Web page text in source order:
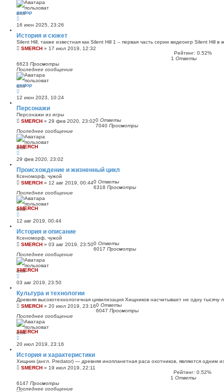
gertop
16 июн 2025, 23:26
История и сюжет
Silent Hill, также известная как Silent Hill 1 – первая часть серии видеоигр Silent Hill в
SMERCH » 17 июл 2019, 12:32
Рейтинг: 0.52%
1 Ответы
6623 Просмотры
Последнее сообщение
gertop
12 июн 2023, 10:24
Персонажи
Персонажи из игры
SMERCH » 29 фев 2020, 23:020 Ответы
7040 Просмотры
Последнее сообщение
SMERCH
29 фев 2020, 23:02
Происхождение и жизненный цикл
Ксеноморф, чужой
SMERCH » 12 авг 2019, 00:440 Ответы
6318 Просмотры
Последнее сообщение
SMERCH
12 авг 2019, 00:44
История и описание
Ксеноморф, чужой
SMERCH » 03 авг 2019, 23:500 Ответы
6017 Просмотры
Последнее сообщение
SMERCH
03 авг 2019, 23:50
Культура и технологии
Древняя высокотехнологичная цивилизация Хищников насчитывает не одну тысячу
SMERCH » 20 июл 2019, 23:160 Ответы
6047 Просмотры
Последнее сообщение
SMERCH
20 июл 2019, 23:16
История и характеристики
Хищник (англ. Predator) — древняя инопланетная раса охотников, являются одним
SMERCH » 19 июл 2019, 22:11
Рейтинг: 0.52%
1 Ответы
6147 Просмотры
Последнее сообщение